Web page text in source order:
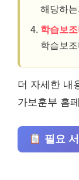
해당하
학습보
학습보
더 자세한 내
가보훈부 홈
필요